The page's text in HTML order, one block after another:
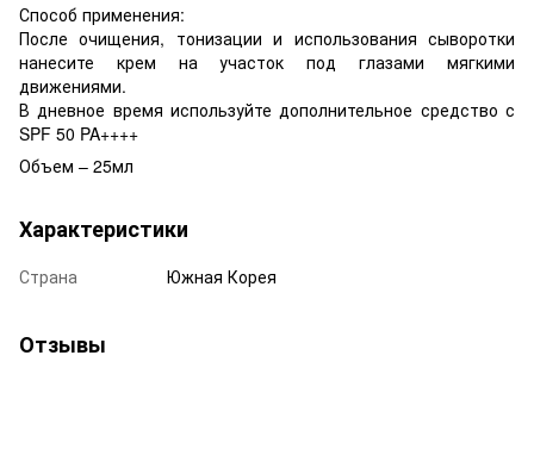
Способ применения:
После очищения, тонизации и использования сыворотки
нанесите крем на участок под глазами мягкими
движениями.
В дневное время используйте дополнительное средство с
SPF 50 PA++++
Объем – 25мл
Характеристики
Страна Южная Корея
Отзывы